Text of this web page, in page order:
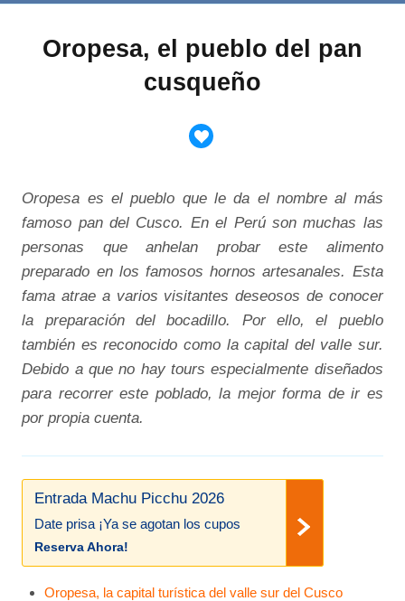
Oropesa, el pueblo del pan
cusqueño
Oropesa es el pueblo que le da el nombre al más
famoso pan del Cusco. En el Perú son muchas las
personas que anhelan probar este alimento
preparado en los famosos hornos artesanales. Esta
fama atrae a varios visitantes deseosos de conocer
la preparación del bocadillo. Por ello, el pueblo
también es reconocido como la capital del valle sur.
Debido a que no hay tours especialmente diseñados
para recorrer este poblado, la mejor forma de ir es
por propia cuenta.
Entrada Machu Picchu 2026
Date prisa ¡Ya se agotan los cupos
Reserva Ahora!
Oropesa, la capital turística del valle sur del Cusco